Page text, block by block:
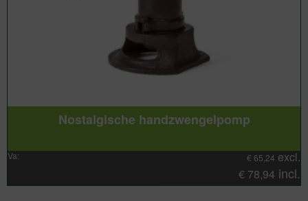
Nostalgische handzwengelpomp
Va: € 65,24 excl.
€ 78,94 incl.